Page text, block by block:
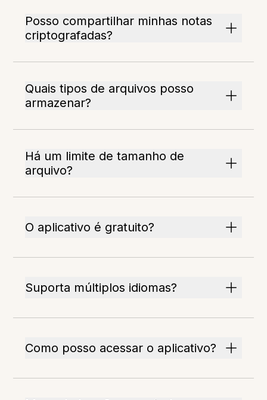
Posso compartilhar minhas notas
criptografadas?
Quais tipos de arquivos posso
armazenar?
Há um limite de tamanho de
arquivo?
O aplicativo é gratuito?
Suporta múltiplos idiomas?
Como posso acessar o aplicativo?